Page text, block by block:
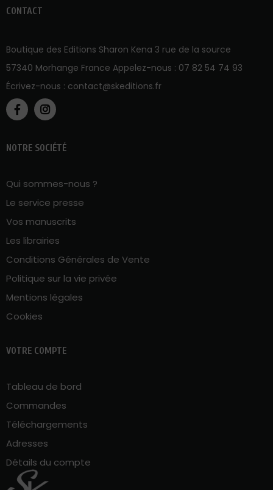
CONTACT
Boutique des Editions Sharon Kena 3 rue de la source
57340 Morhange France Appelez-nous : 07 82 54 74 93
Écrivez-nous : contact@skeditions.fr
NOTRE SOCIÉTÉ
Qui sommes-nous ?
Le service presse
Vos manuscrits
Les librairies
Conditions Générales de Vente
Politique sur la vie privée
Mentions légales
Cookies
VOTRE COMPTE
Tableau de bord
Commandes
Téléchargements
Adresses
Détails du compte